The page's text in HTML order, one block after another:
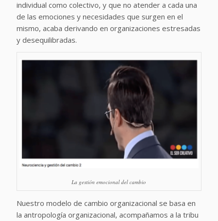
individual como colectivo, y que no atender a cada una
de las emociones y necesidades que surgen en el
mismo, acaba derivando en organizaciones estresadas
y desequilibradas.
La gestión emocional del cambio
Nuestro modelo de cambio organizacional se basa en
la antropología organizacional, acompañamos a la tribu